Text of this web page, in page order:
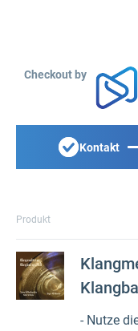
Checkout by
Kontakt
Produkt
- Nutze